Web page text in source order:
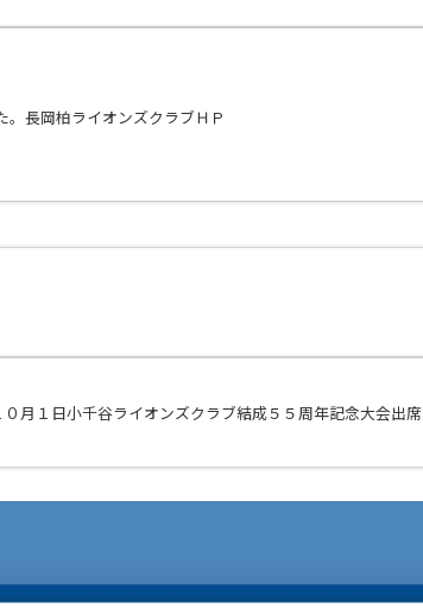
長岡柏ライオンズクラブＨＰ
０月１日小千谷ライオンズクラブ結成５５周年記念大会出席